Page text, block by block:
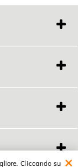
Cliccando su